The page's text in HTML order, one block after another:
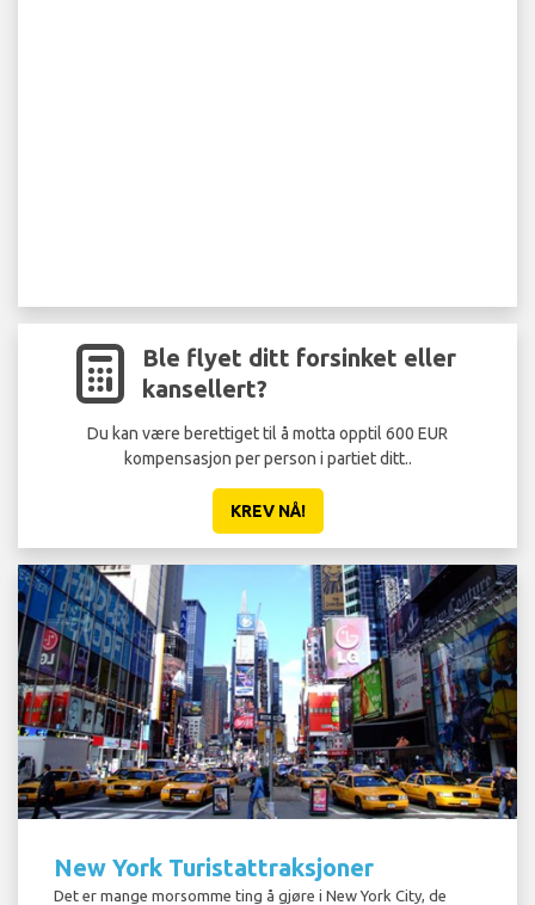
Ble flyet ditt forsinket eller
kansellert?
Du kan være berettiget til å motta opptil 600 EUR
kompensasjon per person i partiet ditt..
KREV NÅ!
New York Turistattraksjoner
Det er mange morsomme ting å gjøre i New York City, de